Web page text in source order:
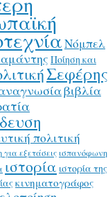
Νόμπελ
Ποίηση και
Σεφέρης
βιβλία
πολιτική
εξετάσεις ισπανόφωνη
ιστορία ιστορία της
κινηματογράφος